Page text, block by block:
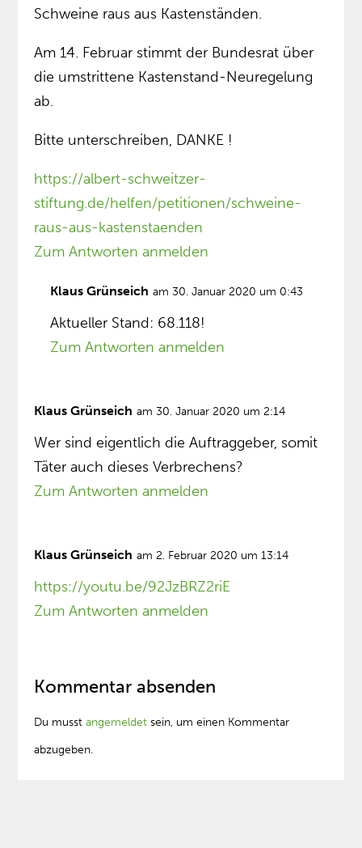
Schweine raus aus Kastenständen.
Am 14. Februar stimmt der Bundesrat über
die umstrittene Kastenstand-Neuregelung
ab.
Bitte unterschreiben, DANKE !
https://albert-schweitzer-
stiftung.de/helfen/petitionen/schweine-
raus-aus-kastenstaenden
Zum Antworten anmelden
Klaus Grünseich am 30. Januar 2020 um 0:43
Aktueller Stand: 68.118!
Zum Antworten anmelden
Klaus Grünseich am 30. Januar 2020 um 2:14
Wer sind eigentlich die Auftraggeber, somit
Täter auch dieses Verbrechens?
Zum Antworten anmelden
Klaus Grünseich am 2. Februar 2020 um 13:14
https://youtu.be/92JzBRZ2riE
Zum Antworten anmelden
Kommentar absenden
Du musstangemeldet sein, um einen Kommentar
abzugeben.